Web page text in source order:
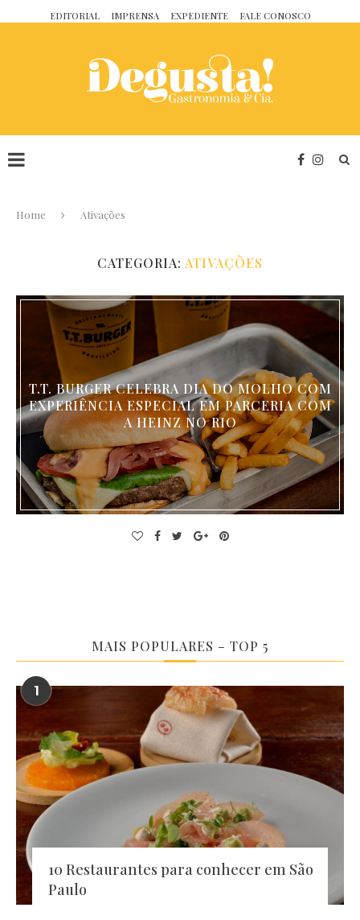
EDITORIAL IMPRENSA EXPEDIENTE FALE CONOSCO
Home Ativações
CATEGORIA: ATIVAÇÕES
T.T. BURGER CELEBRA DIA DO MOLHO COM
EXPERIÊNCIA ESPECIAL EM PARCERIA COM
A HEINZ NO RIO
MAIS POPULARES – TOP 5
1
10 Restaurantes para conhecer em São
Paulo